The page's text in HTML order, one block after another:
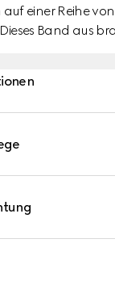
einer Reihe
Band aus